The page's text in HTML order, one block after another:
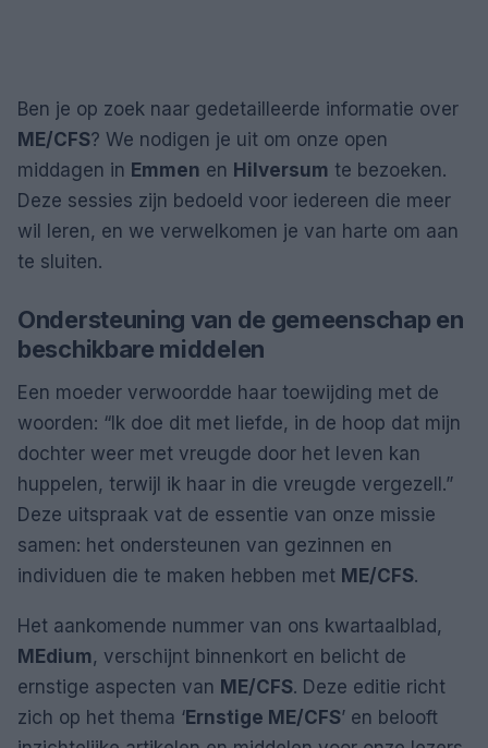
Ben je op zoek naar gedetailleerde informatie over
ME/CFS? We nodigen je uit om onze open
middagen in Emmen en Hilversum te bezoeken.
Deze sessies zijn bedoeld voor iedereen die meer
wil leren, en we verwelkomen je van harte om aan
te sluiten.
Ondersteuning van de gemeenschap en
beschikbare middelen
Een moeder verwoordde haar toewijding met de
woorden: “Ik doe dit met liefde, in de hoop dat mijn
dochter weer met vreugde door het leven kan
huppelen, terwijl ik haar in die vreugde vergezell.”
Deze uitspraak vat de essentie van onze missie
samen: het ondersteunen van gezinnen en
individuen die te maken hebben met ME/CFS.
Het aankomende nummer van ons kwartaalblad,
MEdium, verschijnt binnenkort en belicht de
ernstige aspecten van ME/CFS. Deze editie richt
zich op het thema ‘Ernstige ME/CFS’ en belooft